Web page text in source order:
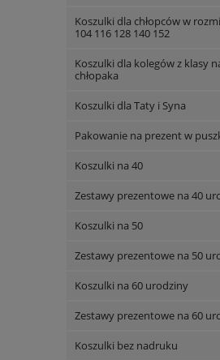
Koszulki dla chłopców w
104 116 128 140 152
Koszulki dla kolegów z klasy
chłopaka
Koszulki dla Taty i Syna
Pakowanie na prezent w
Koszulki na 40
Zestawy prezentowe na 40
Koszulki na 50
Zestawy prezentowe na 50
Koszulki na 60 urodziny
Zestawy prezentowe na 60
Koszulki bez nadruku